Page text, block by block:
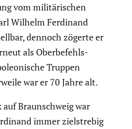
vom militä­ri­schen
Wilhelm Ferdinand
dennoch zögerte er
als Oberbe­fehls­
Truppen
war er 70 Jahre alt.
Braun­schweig war
immer zielstrebig